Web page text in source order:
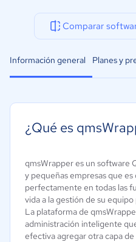
Comparar
Información general Planes y
¿Qué es
qmsWrapper es un software
y pequeñas empresas que
perfectamente en todas las
vida a la gestión de su
La plataforma de
administración inteligente
efectiva agregar otra capa